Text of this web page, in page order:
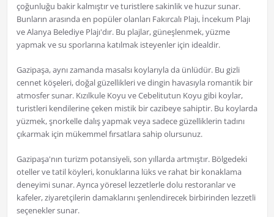
çoğunluğu bakir kalmıştır ve turistlere sakinlik ve huzur sunar.
Bunların arasında en popüler olanları Fakırcalı Plajı, İncekum Plajı
ve Alanya Belediye Plajı'dır. Bu plajlar, güneşlenmek, yüzme
yapmak ve su sporlarına katılmak isteyenler için idealdir.
Gazipaşa, aynı zamanda masalsı koylarıyla da ünlüdür. Bu gizli
cennet köşeleri, doğal güzellikleri ve dingin havasıyla romantik bir
atmosfer sunar. Kızılkule Koyu ve Cebelitutun Koyu gibi koylar,
turistleri kendilerine çeken mistik bir cazibeye sahiptir. Bu koylarda
yüzmek, şnorkelle dalış yapmak veya sadece güzelliklerin tadını
çıkarmak için mükemmel fırsatlara sahip olursunuz.
Gazipaşa'nın turizm potansiyeli, son yıllarda artmıştır. Bölgedeki
oteller ve tatil köyleri, konuklarına lüks ve rahat bir konaklama
deneyimi sunar. Ayrıca yöresel lezzetlerle dolu restoranlar ve
kafeler, ziyaretçilerin damaklarını şenlendirecek birbirinden lezzetli
seçenekler sunar.